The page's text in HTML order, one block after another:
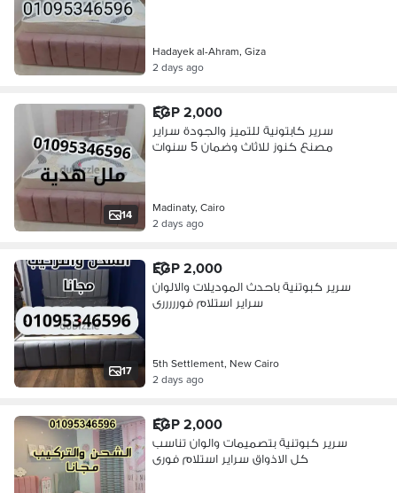
Hadayek al-Ahram, Giza
2 days ago
14
EGP 2,000
سرير كابتونية للتميز والجودة سراير
مصنع كنوز للاثاث وضمان 5 سنوات
Madinaty, Cairo
2 days ago
17
EGP 2,000
سرير كبوتنية باحدث الموديلات والالوان
سراير استلام فورررررى
5th Settlement, New Cairo
2 days ago
EGP 2,000
سرير كبوتنية بتصميمات والوان تناسب
كل الاذواق سراير استلام فورى